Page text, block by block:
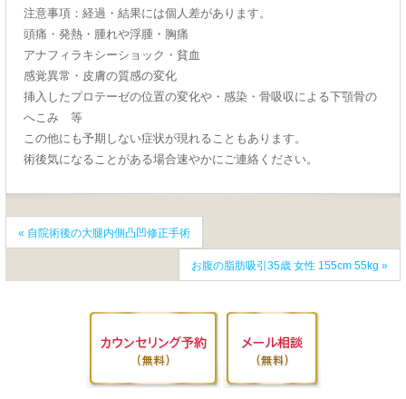
注意事項：経過・結果には個人差があります。
頭痛・発熱・腫れや浮腫・胸痛
アナフィラキシーショック・貧血
感覚異常・皮膚の質感の変化
挿入したプロテーゼの位置の変化や・感染・骨吸収による下顎骨の
へこみ 等
この他にも予期しない症状が現れることもあります。
術後気になることがある場合速やかにご連絡ください。
« 自院術後の大腿内側凸凹修正手術
お腹の脂肪吸引35歳 女性 155cm 55kg »